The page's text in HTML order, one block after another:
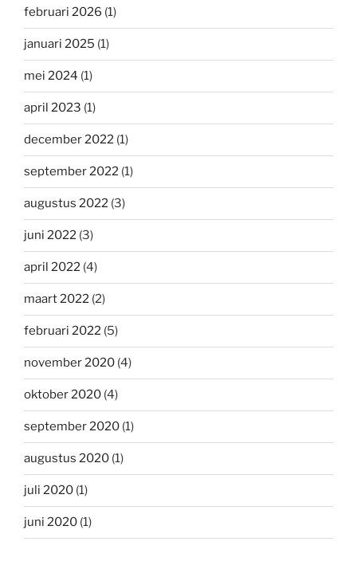
februari 2026 (1)
januari 2025 (1)
mei 2024 (1)
april 2023 (1)
december 2022 (1)
september 2022 (1)
augustus 2022 (3)
juni 2022 (3)
april 2022 (4)
maart 2022 (2)
februari 2022 (5)
november 2020 (4)
oktober 2020 (4)
september 2020 (1)
augustus 2020 (1)
juli 2020 (1)
juni 2020 (1)